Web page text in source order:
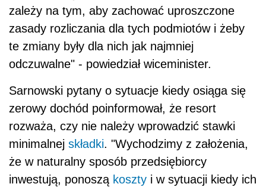
zależy na tym, aby zachować uproszczone
zasady rozliczania dla tych podmiotów i żeby
te zmiany były dla nich jak najmniej
odczuwalne" - powiedział wiceminister.
Sarnowski pytany o sytuacje kiedy osiąga się
zerowy dochód poinformował, że resort
rozważa, czy nie należy wprowadzić stawki
minimalnej składki. "Wychodzimy z założenia,
że w naturalny sposób przedsiębiorcy
inwestują, ponoszą koszty i w sytuacji kiedy ich